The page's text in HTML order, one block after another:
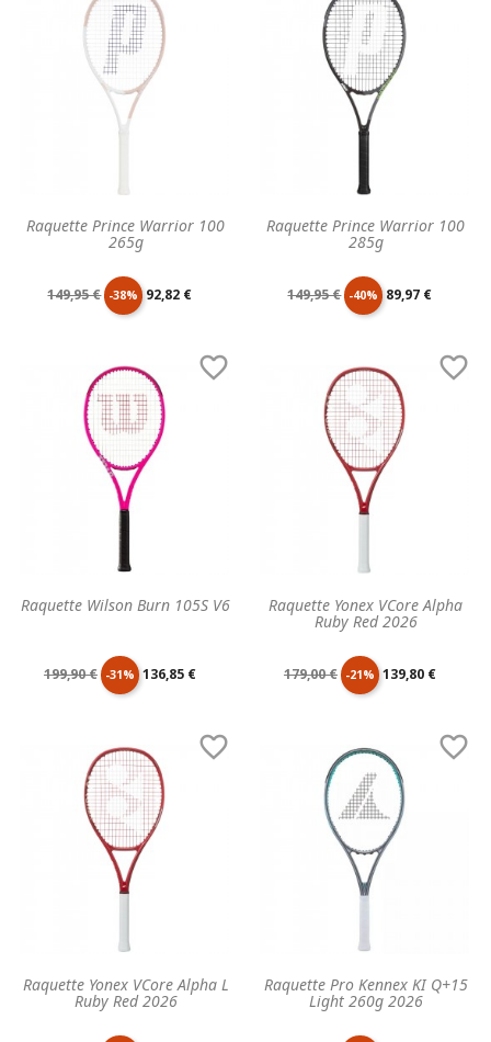
Raquette Prince Warrior 100
265g
Prix
149,95 € -38% Prix
92,82 €
Raquette Prince Warrior 100
285g
Prix
149,95 € -40% Prix
89,97 €
Raquette Wilson Burn 105S V6

Prix
199,90 € -31% Prix
136,85 €
Raquette Yonex VCore Alpha
Ruby Red 2026

Prix
179,00 € -21% Prix
139,80 €
Raquette Yonex VCore Alpha L
Ruby Red 2026

Raquette Pro Kennex KI Q+15
Light 260g 2026
